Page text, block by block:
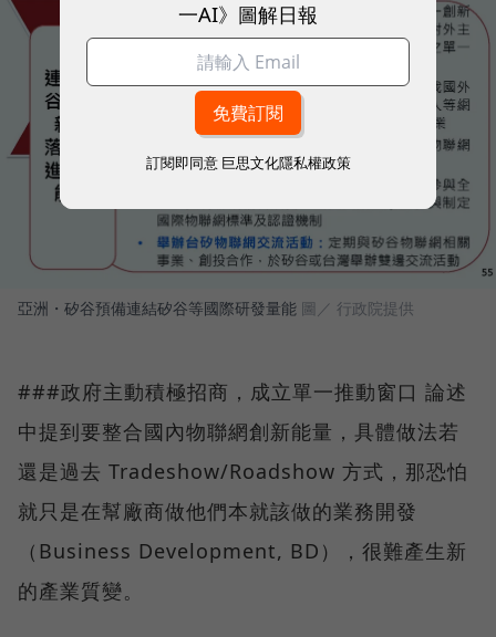
亞洲・矽谷預備連結矽谷等國際研發量能 圖／ 行政院提供
###政府主動積極招商，成立單一推動窗口 論述
中提到要整合國內物聯網創新能量，具體做法若
還是過去 Tradeshow/Roadshow 方式，那恐怕
就只是在幫廠商做他們本就該做的業務開發
（Business Development, BD），很難產生新
的產業質變。
一AI》圖解日報
訂閱即同意 巨思文化隱私權政策